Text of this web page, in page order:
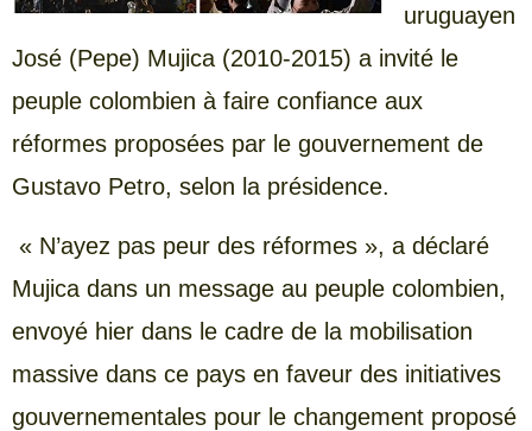
uruguayen
José (Pepe) Mujica (2010-2015) a invité le
peuple colombien à faire confiance aux
réformes proposées par le gouvernement de
Gustavo Petro, selon la présidence.
« N’ayez pas peur des réformes », a déclaré
Mujica dans un message au peuple colombien,
envoyé hier dans le cadre de la mobilisation
massive dans ce pays en faveur des initiatives
gouvernementales pour le changement proposé